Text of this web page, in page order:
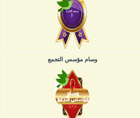
وسام مؤسس التجمع